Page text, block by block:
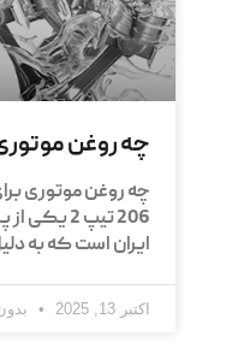
چه روغن موتوری برای 206 تیپ
206 تیپ 2
ایران است که به
اکتبر 13, 2025